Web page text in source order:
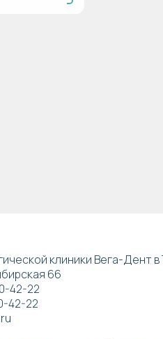
клиники Вега-Дент в
66
42-22
42-22